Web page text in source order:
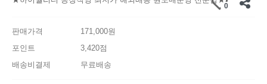
0
판매가격
171,000원
포인트
3,420점
배송비결제
무료배송